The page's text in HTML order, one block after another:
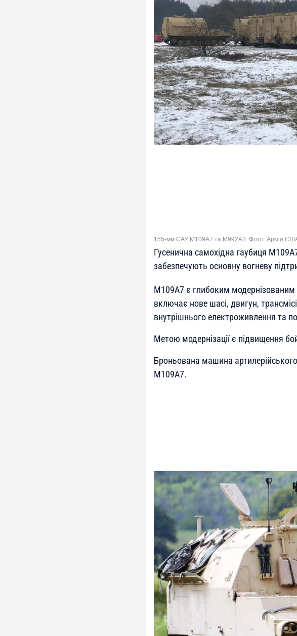
155-мм САУ M109A7 та M992A3. Фото: Армія
Гусенична самохідна гаубиця
забезпечують основну вогневу
M109A7 є глибоким
включає нове шасі, двигун,
внутрішнього електроживлення та
Метою модернізації є підвищення
Броньована машина
M109A7.